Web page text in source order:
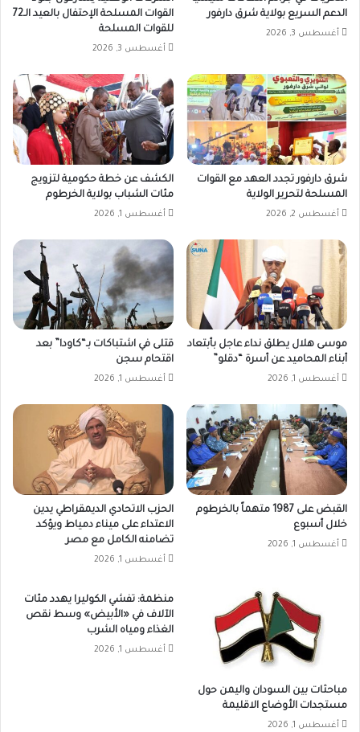
الدعم السريع بولاية شرق دارفور
أغسطس 3, 2026
القوات المسلحة الإحتفال بالعيد الـ72
للقوات المسلحة
أغسطس 3, 2026
شرق دارفور تجدد العهد مع القوات
المسلحة لتحرير الولاية
أغسطس 2, 2026
الكشف عن خطة حكومية لتزويج
مئات الشباب بولاية الخرطوم
أغسطس 1, 2026
موسى هلال يطلق نداء عاجل بأبتعاد
أبناء المحاميد عن أسرة “دقلو”
أغسطس 1, 2026
قتلى في اشتباكات بـ“كاودا” بعد
اقتحام سجن
أغسطس 1, 2026
القبض على 1987 متهماً بالخرطوم
خلال أسبوع
أغسطس 1, 2026
الحزب الاتحادي الديمقراطي يدين
الاعتداء على ميناء دمياط ويؤكد
تضامنه الكامل مع مصر
أغسطس 1, 2026
مباحثات بين السودان واليمن حول
مستجدات الأوضاع الاقليمة
أغسطس 1, 2026
منظمة: تفشي الكوليرا يهدد مئات
الآلاف في «الأبيض» وسط نقص
الغذاء ومياه الشرب
أغسطس 1, 2026